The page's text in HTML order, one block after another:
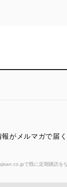
がメルマガで
で既に定期購読